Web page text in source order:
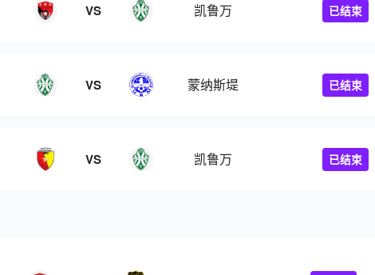
VS 凯鲁万 已结束
VS 蒙纳斯堤 已结束
VS 凯鲁万 已结束